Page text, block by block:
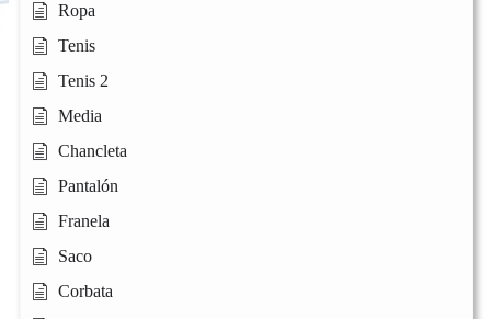
Ropa
Tenis
Tenis 2
Media
Chancleta
Pantalón
Franela
Saco
Corbata